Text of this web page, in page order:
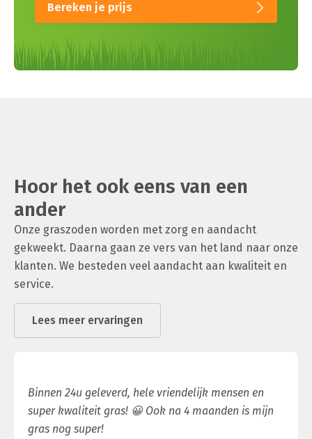
Bereken je prijs
Hoor het ook eens van een
ander
Onze graszoden worden met zorg en aandacht
gekweekt. Daarna gaan ze vers van het land naar onze
klanten. We besteden veel aandacht aan kwaliteit en
service.
Lees meer ervaringen
Binnen 24u geleverd, hele vriendelijk mensen en
super kwaliteit gras! 😀 Ook na 4 maanden is mijn
gras nog super!